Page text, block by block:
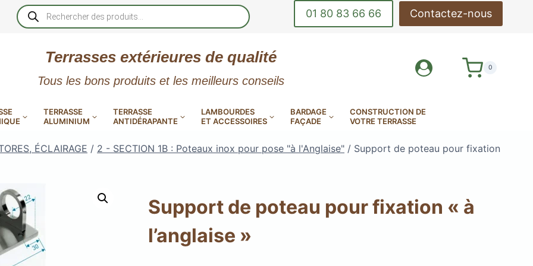
Recherche
de
produits
01 80 83 66 66 Contactez-nous
Terrasses extérieures de qualité
Tous les bons produits et les meilleurs conseils
0
EN
LAMES DE TERRASSE EN
TERRASSE
ALUMINIUM
TERRASSE
ANTIDÉRAPANTE
LAMBOURDES
ET ACCESSOIRES
PVC
CALES RÉGLABLES
POUR TERRASSE
GARDE-CORPS
OUTILS DE POSE
BARDAGE
FAÇADE
LAMES DE BARDAGE
CONSTRUCTION DE
VOTRE TERRASSE
ÉCLAIRAGE / 2 - SECTION 1B : Poteaux inox pour pose "à l'Anglaise" / Support de poteau pour fixation
Support de poteau pour fixation « à
l’anglaise »